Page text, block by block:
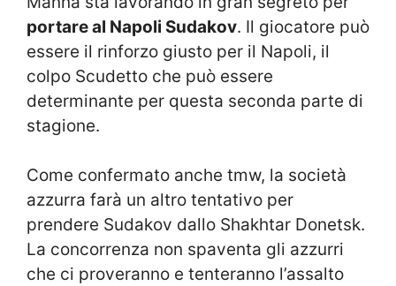
portare al Napoli Sudakov. Il giocatore può
essere il rinforzo giusto per il Napoli, il
colpo Scudetto che può essere
determinante per questa seconda parte di
stagione.
Come confermato anche tmw, la società
azzurra farà un altro tentativo per
prendere Sudakov dallo Shakhtar Donetsk.
La concorrenza non spaventa gli azzurri
che ci proveranno e tenteranno l’assalto